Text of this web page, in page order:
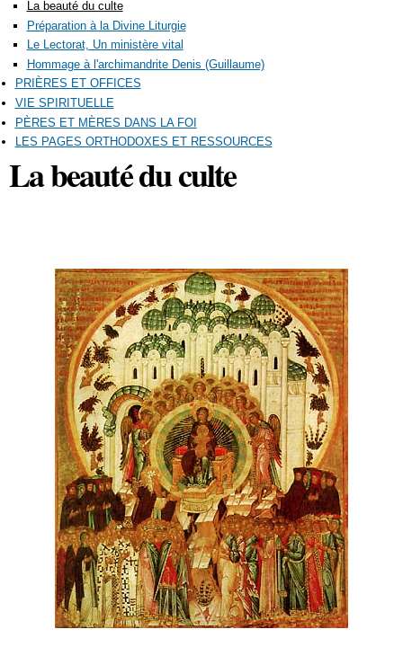
La beauté du culte
Préparation à la Divine Liturgie
Le Lectorat, Un ministère vital
Hommage à l'archimandrite Denis (Guillaume)
PRIÈRES ET OFFICES
VIE SPIRITUELLE
PÈRES ET MÈRES DANS LA FOI
LES PAGES ORTHODOXES ET RESSOURCES
La beauté du culte